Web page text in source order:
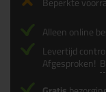
Alleen online
Levertijd
Afgesproken!